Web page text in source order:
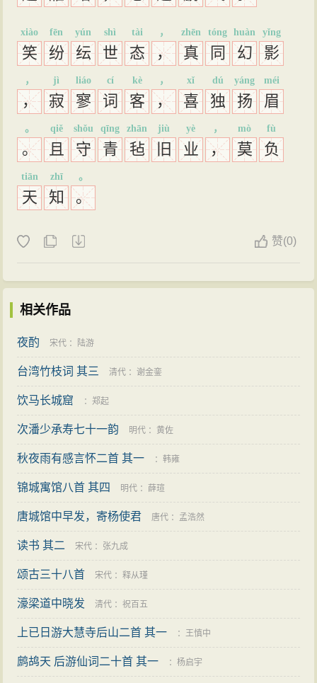
笑
xiào
纷
fēn
纭
yún
世
shì
态
tài
，
，
真
zhēn
同
tóng
幻
huàn
影
yǐng
，
，
寂
jì
寥
liáo
词
cí
客
kè
，
，
喜
xǐ
独
dú
扬
yáng
眉
méi
。
。
且
qiě
守
shǒu
青
qīng
毡
zhān
旧
jiù
业
yè
，
，
莫
mò
负
fù
天
tiān
知
zhī
。
。
赞(0)
相关作品
夜酌 宋代 ： 陆游
台湾竹枝词 其三 清代 ：谢金銮
饮马长城窟 ：郑起
次潘少承寿七十一韵 明代 ：黄佐
秋夜雨有感言怀二首 其一 ：韩雍
锦城寓馆八首 其四 明代 ： 薛瑄
唐城馆中早发，寄杨使君 唐代 ： 孟浩然
读书 其二 宋代 ： 张九成
颂古三十八首 宋代 ：释从瑾
濠梁道中晓发 清代 ：祝百五
上已日游大慧寺后山二首 其一 ：王慎中
鹧鸪天 后游仙词二十首 其一 ：杨启宇